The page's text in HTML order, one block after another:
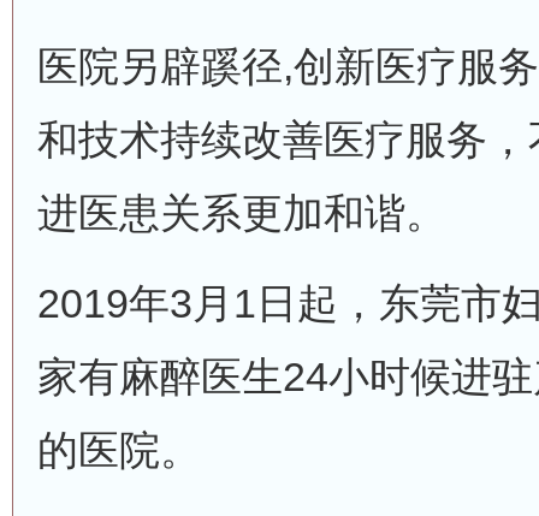
医院另辟蹊径,创新医疗服
和技术持续改善医疗服务
进医患关系更加和谐。
2019年3月1日起，东莞市
家有麻醉医生24小时候进
的医院。